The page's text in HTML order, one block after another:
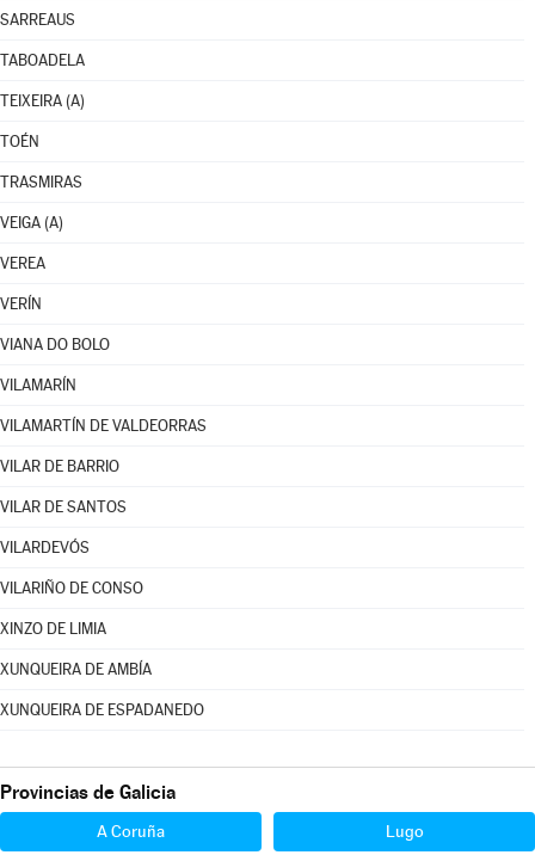
SARREAUS
TABOADELA
TEIXEIRA (A)
TOÉN
TRASMIRAS
VEIGA (A)
VEREA
VERÍN
VIANA DO BOLO
VILAMARÍN
VILAMARTÍN DE VALDEORRAS
VILAR DE BARRIO
VILAR DE SANTOS
VILARDEVÓS
VILARIÑO DE CONSO
XINZO DE LIMIA
XUNQUEIRA DE AMBÍA
XUNQUEIRA DE ESPADANEDO
Provincias de Galicia
A Coruña Lugo